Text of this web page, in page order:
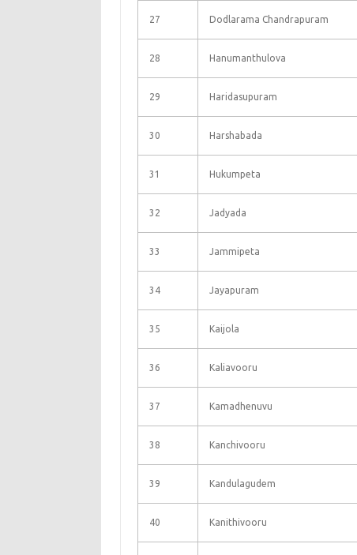
27 Dodlarama Chandrapuram
28 Hanumanthulova
29 Haridasupuram
30 Harshabada
31 Hukumpeta
32 Jadyada
33 Jammipeta
34 Jayapuram
35 Kaijola
36 Kaliavooru
37 Kamadhenuvu
38 Kanchivooru
39 Kandulagudem
40 Kanithivooru